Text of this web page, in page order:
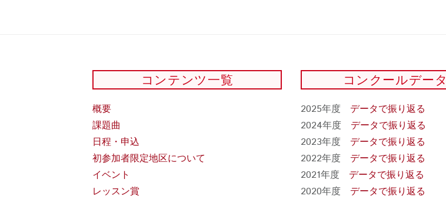
コンテンツ一覧
概要
課題曲
日程・申込
初参加者限定地区について
イベント
レッスン賞
コンクールデータ
2025年度 データで振り返る
2024年度 データで振り返る
2023年度 データで振り返る
2022年度 データで振り返る
2021年度 データで振り返る
2020年度 データで振り返る